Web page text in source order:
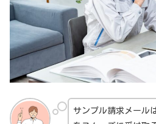
サンプル請求メール